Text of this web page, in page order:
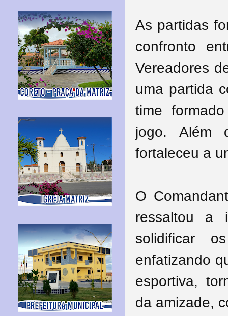
As partidas
confronto
Vereadores
uma partida
time
jogo.Além
fortaleceu a
O
ressaltou a
solidificar
enfatizando
esportiva,
da amizade,